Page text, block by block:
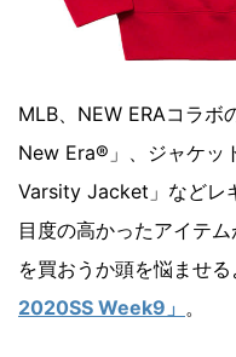
MLB、NEW ERAコラ
New Era®」、ジャケ
Varsity Jacket」などレ
目度の高かったアイテ
を買おうか頭を悩ませ
2020SS Week9」 。